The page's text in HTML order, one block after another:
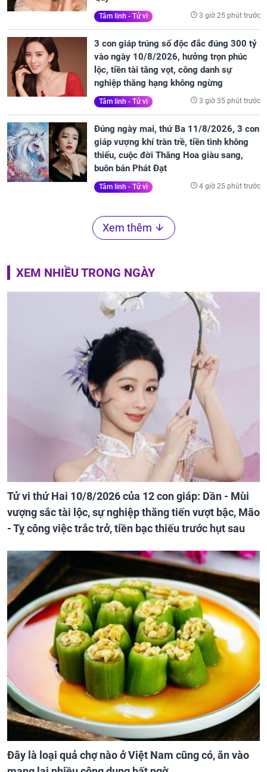
Tâm linh - Tử vi 3 giờ 25 phút trước
3 con giáp trúng số độc đắc đúng 300 tỷ
vào ngày 10/8/2026, hưởng trọn phúc
lộc, tiền tài tăng vọt, công danh sự
nghiệp thăng hạng không ngừng
Tâm linh - Tử vi 3 giờ 35 phút trước
Đúng ngày mai, thứ Ba 11/8/2026, 3 con
giáp vượng khí tràn trề, tiền tình không
thiếu, cuộc đời Thăng Hoa giàu sang,
buôn bán Phát Đạt
Tâm linh - Tử vi 4 giờ 25 phút trước
Xem thêm
XEM NHIỀU TRONG NGÀY
Tử vi thứ Hai 10/8/2026 của 12 con giáp: Dần - Mùi
vượng sắc tài lộc, sự nghiệp thăng tiến vượt bậc, Mão
- Tỵ công việc trắc trở, tiền bạc thiếu trước hụt sau
Đây là loại quả chợ nào ở Việt Nam cũng có, ăn vào